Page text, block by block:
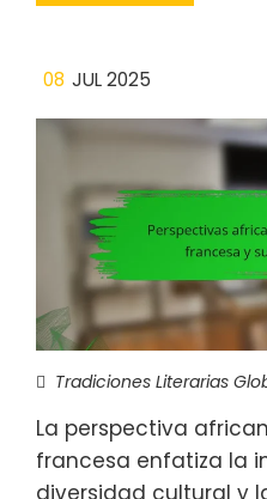
08 JUL 2025
Tradiciones Literarias
La perspectiva
francesa enfatiza la
diversidad cultural y